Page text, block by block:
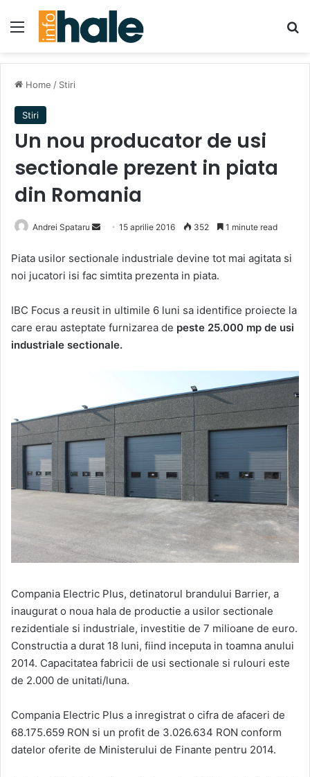
Menu
Home / Stiri
Stiri
Un nou producator de usi
sectionale prezent in piata
din Romania
Andrei Spataru
Send
email
15 aprilie 2016 352 1 minute read
Piata usilor sectionale industriale devine tot mai agitata si
noi jucatori isi fac simtita prezenta in piata.
IBC Focus a reusit in ultimile 6 luni sa identifice proiecte la
care erau asteptate furnizarea de peste 25.000 mp de usi
industriale sectionale.
Compania Electric Plus, detinatorul brandului Barrier, a
inaugurat o noua hala de productie a usilor sectionale
rezidentiale si industriale, investitie de 7 milioane de euro.
Constructia a durat 18 luni, fiind inceputa in toamna anului
2014. Capacitatea fabricii de usi sectionale si rulouri este
de 2.000 de unitati/luna.
Compania Electric Plus a inregistrat o cifra de afaceri de
68.175.659 RON si un profit de 3.026.634 RON conform
datelor oferite de Ministerului de Finante pentru 2014.